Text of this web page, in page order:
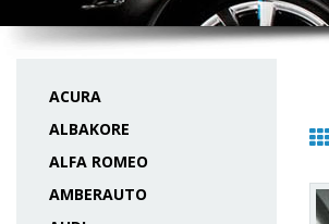
ACURA
ALBAKORE
ALFA ROMEO
AMBERAUTO